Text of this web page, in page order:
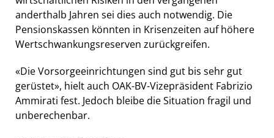
anderthalb Jahren sei dies auch notwendig. Die
Pensionskassen könnten in Krisenzeiten auf höhere
Wertschwankungsreserven zurückgreifen.
«Die Vorsorgeeinrichtungen sind gut bis sehr gut
gerüstet», hielt auch OAK-BV-Vizepräsident Fabrizio
Ammirati fest. Jedoch bleibe die Situation fragil und
unberechenbar.